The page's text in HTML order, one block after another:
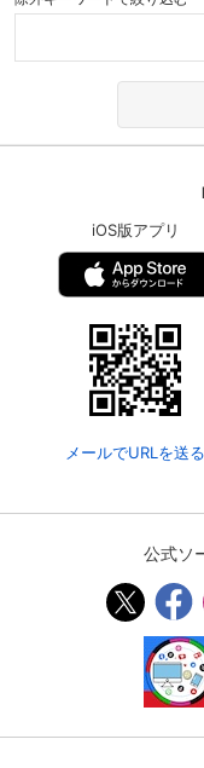
iOS版アプリ
メールでURLを送る
公式ソ